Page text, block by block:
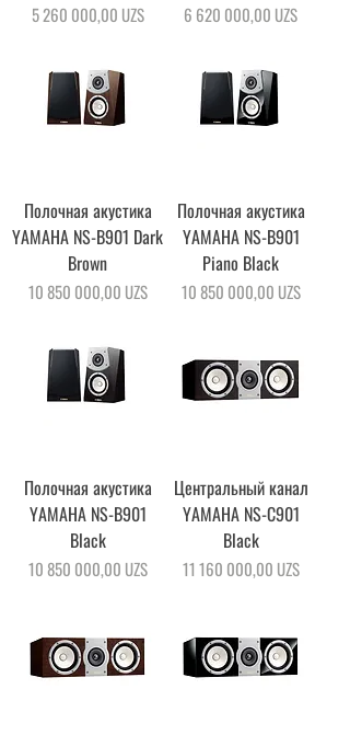
Цена
5 260 000,00 UZS Цена
6 620 000,00 UZS
Полочная акустика
YAMAHA NS-B901 Dark
Brown
Цена
10 850 000,00 UZS
Полочная акустика
YAMAHA NS-B901
Piano Black
Цена
10 850 000,00 UZS
Полочная акустика
YAMAHA NS-B901
Black
Цена
10 850 000,00 UZS
Центральный канал
YAMAHA NS-C901
Black
Цена
11 160 000,00 UZS